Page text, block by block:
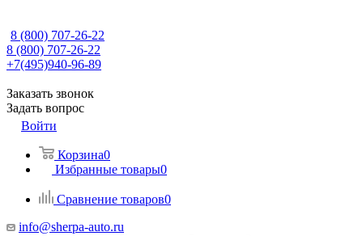
8 (800) 707-26-22
8 (800) 707-26-22
+7(495)940-96-89
Заказать звонок
Задать вопрос
Войти
Корзина0
Избранные товары0
Сравнение товаров0
info@sherpa-auto.ru